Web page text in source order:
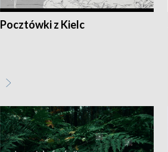
Pocztówki z Kielc